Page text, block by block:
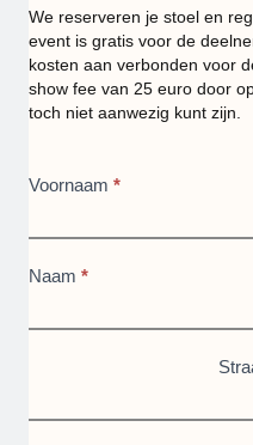
We reserveren je stoel en
event is gratis voor de
kosten aan verbonden voor
show fee van 25 euro door
toch niet aanwezig kunt zijn.
Filmen
je
Voornaam *
Naam *